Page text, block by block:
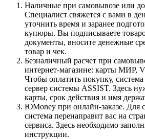
Наличные при самовывозе или
Специалист свяжется с вами в
уточнить время и заранее
купюры. Вы подписываете
документы, вносите денежные
товар и чек.
Безналичный расчет при
интернет-магазине: карты МИР,
Чтобы оплатить покупку,
сервер системы ASSIST. Здесь
карты, срок действия и имя
ЮMoney при онлайн-заказе. Для
система перенаправит вас на
сервиса. Здесь необходимо
инструкции.